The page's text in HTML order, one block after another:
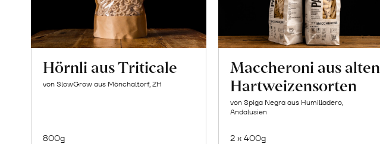
Hörnli aus Triticale
von SlowGrow aus Mönchaltorf, ZH
800g
Maccheroni aus alten
Hartweizensorten
von Spiga Negra aus Humilladero,
Andalusien
2 x 400g